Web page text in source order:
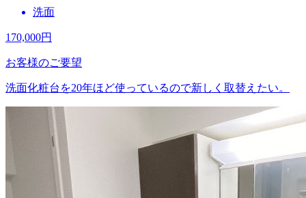
洗面
170,000円
お客様のご要望
洗面化粧台を20年ほど使っているので新しく取替えたい。